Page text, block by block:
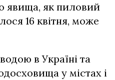
явища, як пиловий
16 квітня, може
в Україні та
у містах і